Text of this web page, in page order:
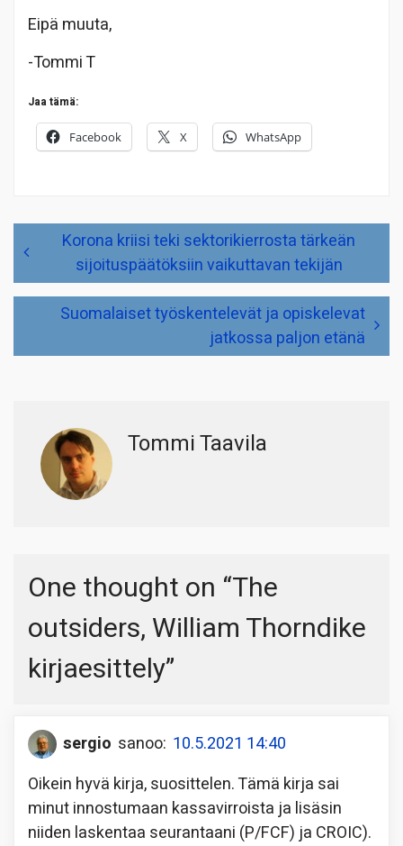
Eipä muuta,
-Tommi T
Jaa tämä:
Facebook X WhatsApp
Artikkelien
selaus
Korona kriisi teki sektorikierrosta tärkeän
sijoituspäätöksiin vaikuttavan tekijän
Suomalaiset työskentelevät ja opiskelevat
jatkossa paljon etänä
Tommi Taavila
One thought on “The
outsiders, William Thorndike
kirjaesittely”
sergio sanoo: 10.5.2021 14:40
Oikein hyvä kirja, suosittelen. Tämä kirja sai
minut innostumaan kassavirroista ja lisäsin
niiden laskentaa seurantaani (P/FCF) ja CROIC).